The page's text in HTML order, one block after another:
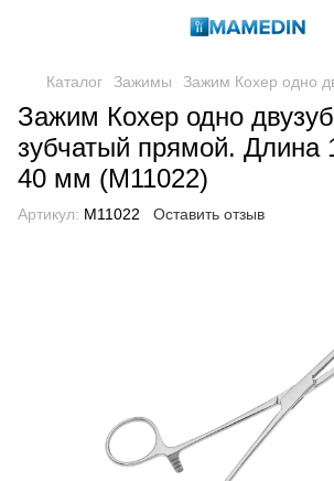
Каталог Зажимы Зажим Кохер одно
Зажим Кохер одно
зубчатый прямой. Длина
40 мм (M11022)
Артикул: M11022 Оставить отзыв